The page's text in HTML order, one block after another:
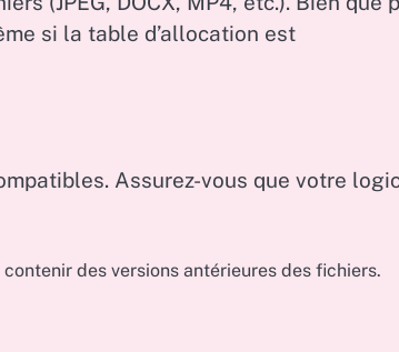
si la table d’allocation est
Assurez-vous que votre
des versions antérieures des fichiers.